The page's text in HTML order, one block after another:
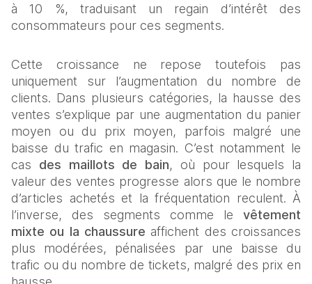
à 10 %, traduisant un regain d’intérêt des
consommateurs pour ces segments.
Cette croissance ne repose toutefois pas
uniquement sur l’augmentation du nombre de
clients. Dans plusieurs catégories, la hausse des
ventes s’explique par une augmentation du panier
moyen ou du prix moyen, parfois malgré une
baisse du trafic en magasin. C’est notamment le
cas des maillots de bain, où pour lesquels la
valeur des ventes progresse alors que le nombre
d’articles achetés et la fréquentation reculent. À
l’inverse, des segments comme le vêtement
mixte ou la chaussure affichent des croissances
plus modérées, pénalisées par une baisse du
trafic ou du nombre de tickets, malgré des prix en